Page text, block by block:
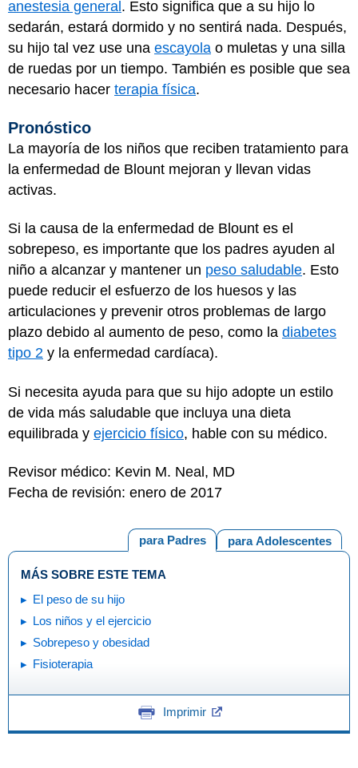
anestesia general . Esto significa que a su hijo lo
sedarán, estará dormido y no sentirá nada. Después,
su hijo tal vez use una escayola o muletas y una silla
de ruedas por un tiempo. También es posible que sea
necesario hacer terapia física.
Pronóstico
La mayoría de los niños que reciben tratamiento para
la enfermedad de Blount mejoran y llevan vidas
activas.
Si la causa de la enfermedad de Blount es el
sobrepeso, es importante que los padres ayuden al
niño a alcanzar y mantener un peso saludable. Esto
puede reducir el esfuerzo de los huesos y las
articulaciones y prevenir otros problemas de largo
plazo debido al aumento de peso, como la diabetes
tipo 2 y la enfermedad cardíaca).
Si necesita ayuda para que su hijo adopte un estilo
de vida más saludable que incluya una dieta
equilibrada y ejercicio físico, hable con su médico.
Revisor médico: Kevin M. Neal, MD
Fecha de revisión: enero de 2017
para Adolescentes
para Padres
MÁS SOBRE ESTE TEMA
El peso de su hijo
Los niños y el ejercicio
Sobrepeso y obesidad
Fisioterapia
Imprimir